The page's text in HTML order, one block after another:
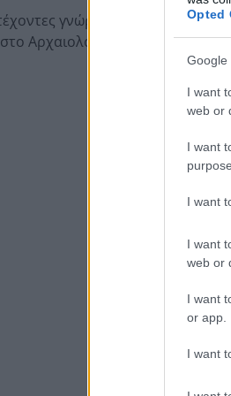
Opted
Google
I want
web or
I want
I want
I want
web or
I want
or app.
I want
γνώρισαν επίσης την
Αρχαιολογικό Μουσείο